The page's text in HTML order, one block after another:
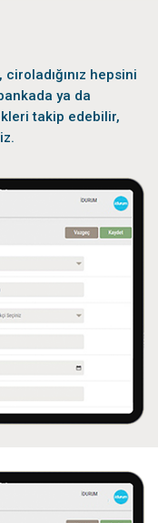
hepsini
ya da
takip edebilir,